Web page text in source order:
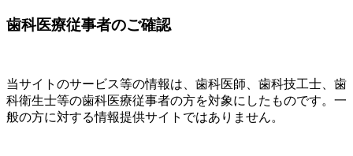
歯科医療従事者のご確認
当サイトのサービス等の情報は、歯科医師、歯科技工士、歯
科衛生士等の歯科医療従事者の方を対象にしたものです。一
般の方に対する情報提供サイトではありません。